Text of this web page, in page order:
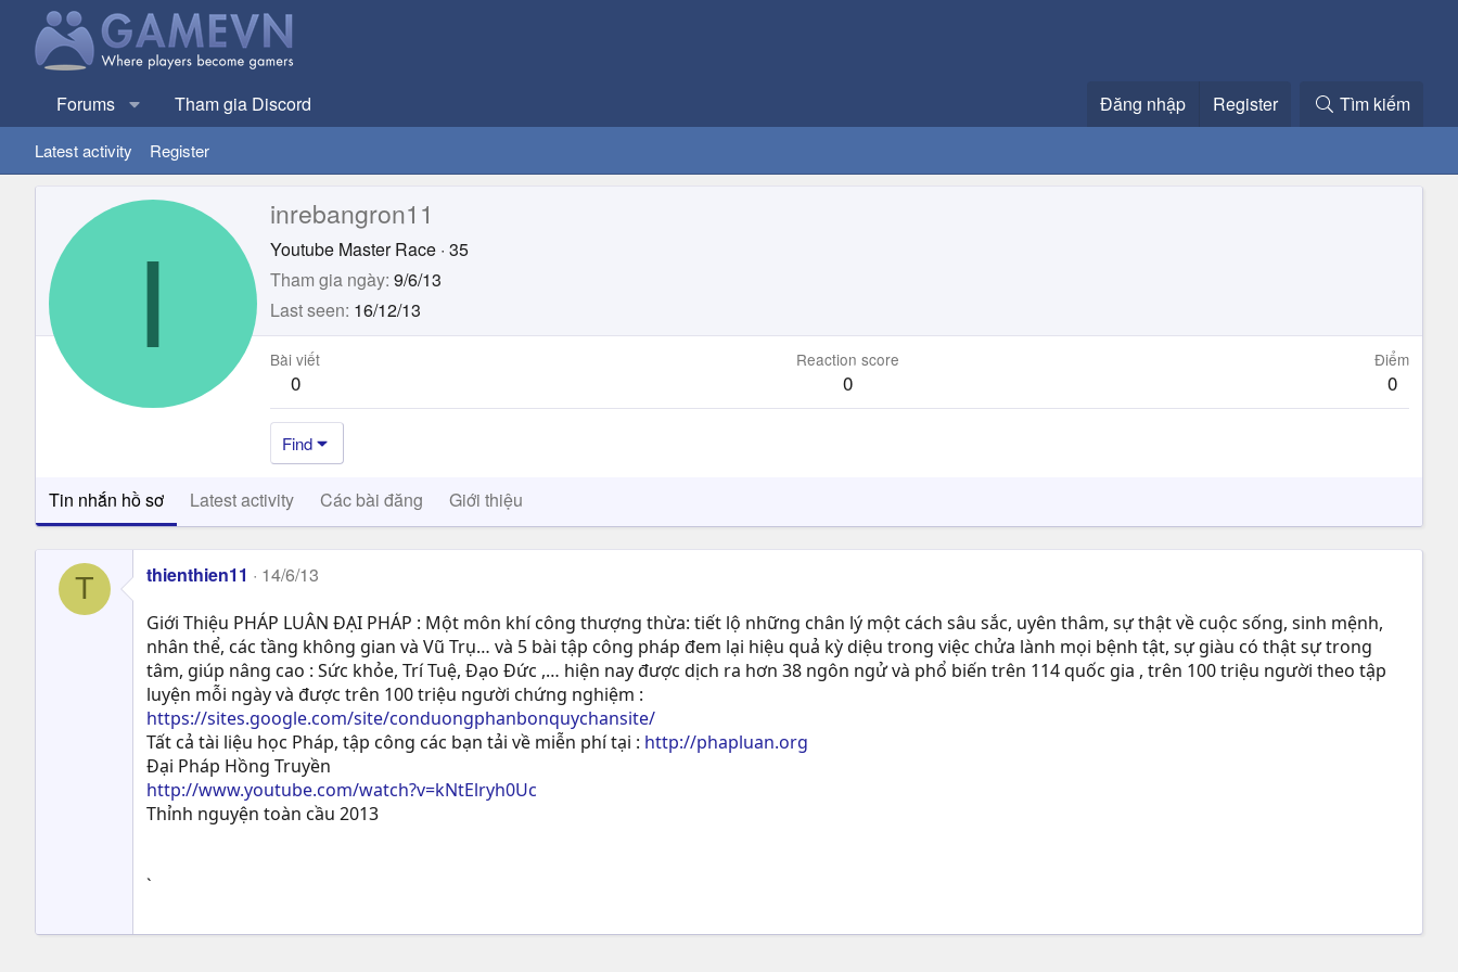
Forums Tham gia Discord Đăng nhập Register Tìm kiếm
Latest activity Register
I
inrebangron11
Youtube Master Race · 35
Tham gia ngày 9/6/13
Last seen 16/12/13
Bài viết
0
Reaction score
0
Điểm
0
Find
Tin nhắn hồ sơ Latest activity Các bài đăng Giới thiệu
T thienthien11 14/6/13
Giới Thiệu PHÁP LUÂN ĐẠI PHÁP : Một môn khí công thượng thừa: tiết lộ những chân lý một cách sâu sắc, uyên thâm, sự thật về cuộc sống, sinh mệnh,
nhân thể, các tầng không gian và Vũ Trụ… và 5 bài tập công pháp đem lại hiệu quả kỳ diệu trong việc chửa lành mọi bệnh tật, sự giàu có thật sự trong
tâm, giúp nâng cao : Sức khỏe, Trí Tuệ, Ðạo Ðức ,… hiện nay được dịch ra hơn 38 ngôn ngử và phổ biến trên 114 quốc gia , trên 100 triệu người theo tập
luyện mỗi ngày và được trên 100 triệu người chứng nghiệm :
https://sites.google.com/site/conduongphanbonquychansite/
Tất cả tài liệu học Pháp, tập công các bạn tải về miễn phí tại : http://phapluan.org
Đại Pháp Hồng Truyền
http://www.youtube.com/watch?v=kNtElryh0Uc
Thỉnh nguyện toàn cầu 2013
`